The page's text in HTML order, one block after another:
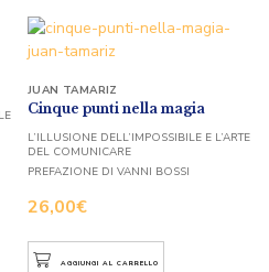
Cinque punti nella magia
26,00€
JUAN TAMARIZ
L’ILLUSIONE DELL’IMPOSSIBILE E L’ARTE
DEL COMUNICARE
PREFAZIONE DI VANNI BOSSI
AGGIUNGI AL CARRELLO